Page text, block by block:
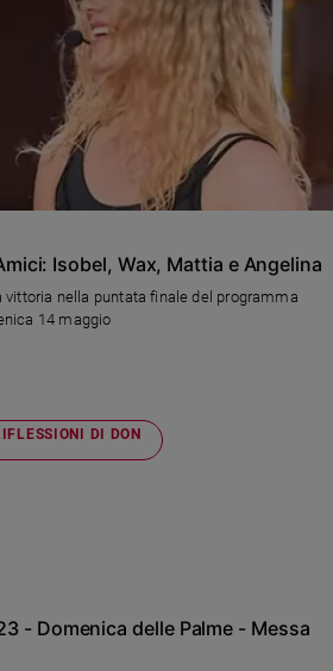
Isobel, Wax, Mattia e Angelina
vittoria nella puntata finale del programma
14 maggio
DI DON
- Domenica delle Palme - Messa